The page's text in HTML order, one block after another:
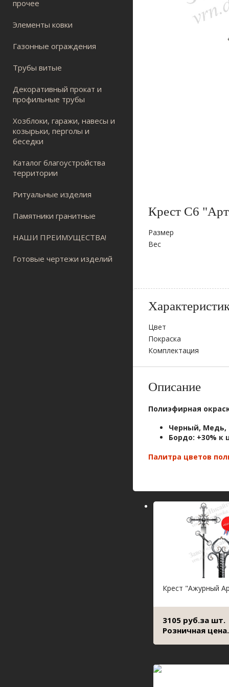
прочее
Элементы ковки
Газонные ограждения
Трубы витые
Декоративный прокат и
профильные трубы
Хозблоки, гаражи, навесы и
козырьки, перголы и
беседки
Каталог благоустройства
территории
Ритуальные изделия
Памятники гранитные
НАШИ ПРЕИМУЩЕСТВА!
Готовые чертежи изделий
Крест С6
Размер
Вес
Цвет
Покраска
Комплектация
Описание
Полиэфирная
Черный, Медь,
Бордо: +30% к
Палитра цветов
Крест "Ажурный
3105 руб.за шт.
Розничная цена.